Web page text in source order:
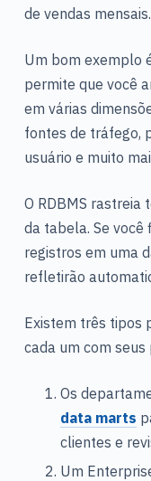
de vendas mensais.
Um bom exemplo
permite que você
em várias
fontes de tráfego,
usuário e muito
O RDBMS rastreia
da tabela. Se você
registros em uma
refletirão
Existem três tipos
cada um com
Os
data marts
clientes e
Um